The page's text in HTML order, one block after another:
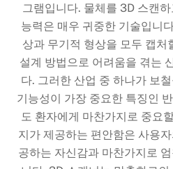
그램입니다. 물체를 3D 스캔
능력은 매우 귀중한 기술입니
상과 무기적 형상을 모두 캡처
설계 방법으로 어려움을 겪는
다. 그러한 산업 중 하나가 보
기능성이 가장 중요한 특징인
도 환자에게 마찬가지로 중요
지가 제공하는 편안함은 사용
공하는 자신감과 마찬가지로